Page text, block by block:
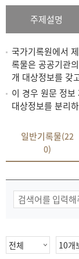
주제설명
국가기록원에서
록물은 공공기관
개 대상정보를 갖
이 경우 원문 정
대상정보를 분리
일반기록물(22
0)
물
색